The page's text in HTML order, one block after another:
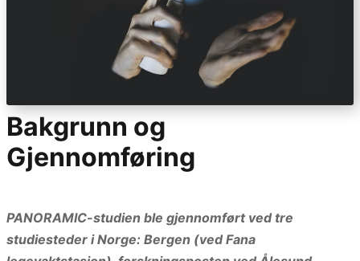
Bakgrunn og
Gjennomføring
PANORAMIC-studien ble gjennomført ved tre
studiesteder i Norge: Bergen (ved Fana